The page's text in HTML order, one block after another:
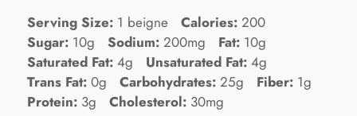
Serving Size: 1 beigne Calories: 200
Sugar: 10g Sodium: 200mg Fat: 10g
Saturated Fat: 4g Unsaturated Fat: 4g
Trans Fat: 0g Carbohydrates: 25g Fiber: 1g
Protein: 3g Cholesterol: 30mg